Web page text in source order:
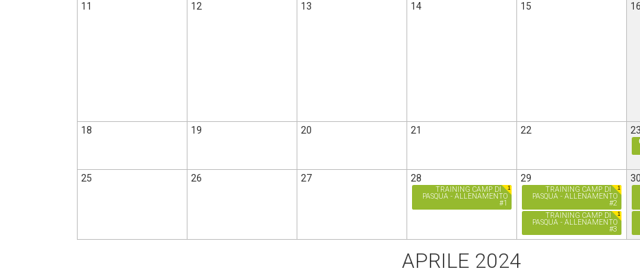
11 12 13 14 15 16
18 19 20 21 22 23
25 26 27 28
1
TRAINING CAMP DI
PASQUA - ALLENAMENTO
#1
29
1
TRAINING CAMP DI
PASQUA - ALLENAMENTO
#2
1
TRAINING CAMP DI
PASQUA - ALLENAMENTO
#3
30
APRILE 2024